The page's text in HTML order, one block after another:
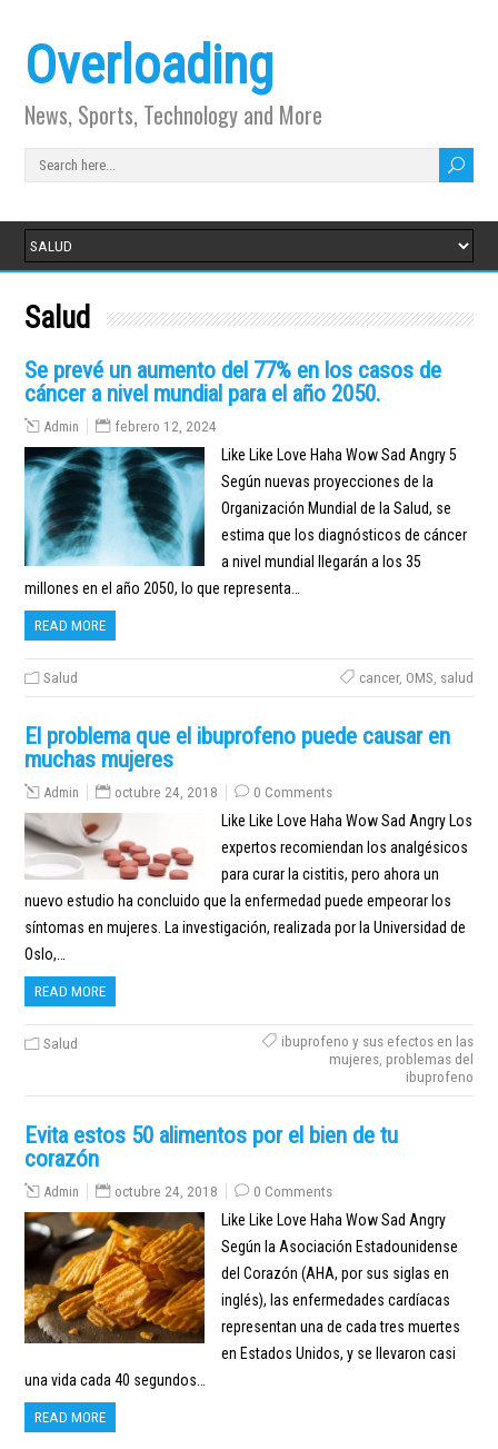
Overloading
News, Sports, Technology and More
Salud
Se prevé un aumento del 77% en los casos de
cáncer a nivel mundial para el año 2050.
Admin febrero 12, 2024
Like Like Love Haha Wow Sad Angry 5
Según nuevas proyecciones de la
Organización Mundial de la Salud, se
estima que los diagnósticos de cáncer
a nivel mundial llegarán a los 35
millones en el año 2050, lo que representa…
READ MORE
Salud cancer, OMS, salud
El problema que el ibuprofeno puede causar en
muchas mujeres
Admin octubre 24, 2018 0 Comments
Like Like Love Haha Wow Sad Angry Los
expertos recomiendan los analgésicos
para curar la cistitis, pero ahora un
nuevo estudio ha concluido que la enfermedad puede empeorar los
síntomas en mujeres. La investigación, realizada por la Universidad de
Oslo,…
READ MORE
Salud
ibuprofeno y sus efectos en las
mujeres, problemas del
ibuprofeno
Evita estos 50 alimentos por el bien de tu
corazón
Admin octubre 24, 2018 0 Comments
Like Like Love Haha Wow Sad Angry
Según la Asociación Estadounidense
del Corazón (AHA, por sus siglas en
inglés), las enfermedades cardíacas
representan una de cada tres muertes
en Estados Unidos, y se llevaron casi
una vida cada 40 segundos…
READ MORE